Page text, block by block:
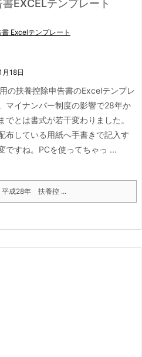
EXCELテンプレート
Excelテンプレート
18日
の扶養控除申告書のExcelテンプレ
マイナンバー制度の影響で28年か
でとは書式が若干変わりました。
布している用紙へ手書きで記入す
ですね。PCを使ってちゃっ ...
平成28年 扶養控 ...